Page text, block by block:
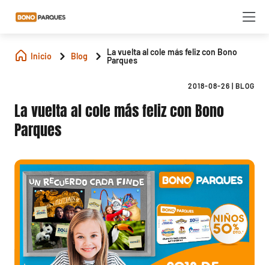
Inicio Blog
La vuelta al cole más feliz con Bono
Parques
2018-08-26 BLOG
La vuelta al cole más feliz con Bono
Parques